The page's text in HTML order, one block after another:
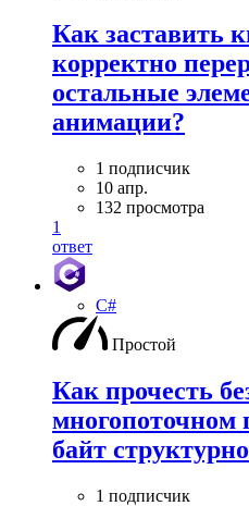
Как заставить
корректно
остальные
анимации?
1 подписчик
10 апр.
132 просмотра
1
ответ
C#
Простой
Как прочесть
многопоточном
байт
1 подписчик